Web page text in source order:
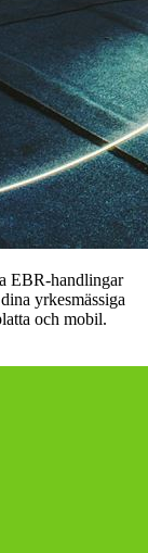
EBR-handlingar
yrkesmässiga
och mobil.